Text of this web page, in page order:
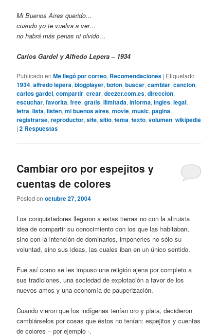
Mi Buenos Aires querido…
cuando yo te vuelva a ver…
no habrá más penas ni olvido…
Carlos Gardel y Alfredo Lepera – 1934
Publicado en Me llegó por correo, Recomendaciones | Etiquetado
1934,alfredo lepera,blogplayer,boton,buscar,cambiar,cancion,
carlos gardel,compartir,crear,deezer.com.es,direccion,
escuchar,favorita,free,gratis,ilimitada,informa,ingles,legal,
letra,lista,listen,mi buenos aires,movie,music,pagina,
registrarse,reproductor,site,sitio,tema,texto,volumen,wikipedia
|2 Respuestas
Cambiar oro por espejitos y
cuentas de colores
Posted onoctubre 27, 2004
Los conquistadores llegaron a estas tierras no con la altruista
idea de compartir su conocimiento con los que las habitaban,
sino con la intención de dominarlos, imponerles no sólo su
voluntad, sino sus ideas, las cuales iban en un único sentido.
Fue así como se les impuso una religión ajena por completo a
sus tradiciones, una sociedad de explotación a favor de los
nuevos amos y una economía de pauperización.
Cuando vieron que los indígenas tenían oro y plata, decidieron
cambiárselos por cosas que éstos no tenían: espejitos y cuentas
de colores – por ejemplo -.